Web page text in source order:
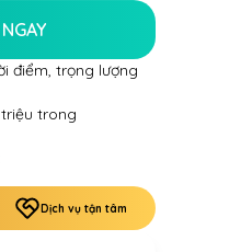
điểm, trọng lượng
trong
Dịch vụ tận tâm